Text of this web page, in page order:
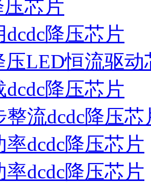
压芯片
dcdc降压芯片
压LED恒流驱动
dcdc降压芯片
整流dcdc降压芯
率dcdc降压芯片
率dcdc降压芯片